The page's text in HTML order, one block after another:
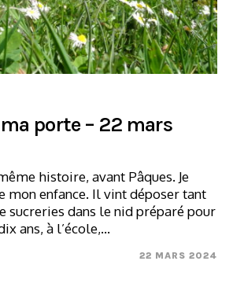
porte – 22 mars
histoire, avant Pâques. Je
mon enfance. Il vint déposer tant
sucreries dans le nid préparé pour
ans, à l’école,…
22 MARS 2024